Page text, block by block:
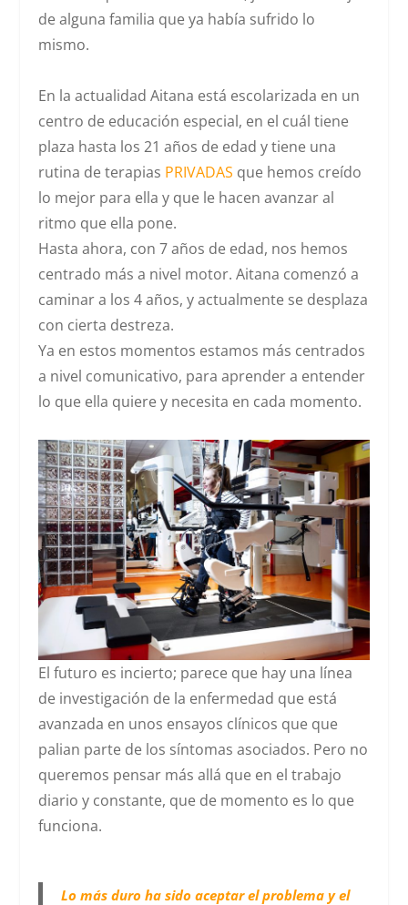
de alguna familia que ya había sufrido lo
mismo.
En la actualidad Aitana está escolarizada en un
centro de educación especial, en el cuál tiene
plaza hasta los 21 años de edad y tiene una
rutina de terapias PRIVADAS que hemos creído
lo mejor para ella y que le hacen avanzar al
ritmo que ella pone.
Hasta ahora, con 7 años de edad, nos hemos
centrado más a nivel motor. Aitana comenzó a
caminar a los 4 años, y actualmente se desplaza
con cierta destreza.
Ya en estos momentos estamos más centrados
a nivel comunicativo, para aprender a entender
lo que ella quiere y necesita en cada momento.
El futuro es incierto; parece que hay una línea
de investigación de la enfermedad que está
avanzada en unos ensayos clínicos que que
palian parte de los síntomas asociados. Pero no
queremos pensar más allá que en el trabajo
diario y constante, que de momento es lo que
funciona.
Lo más duro ha sido aceptar el problema y el